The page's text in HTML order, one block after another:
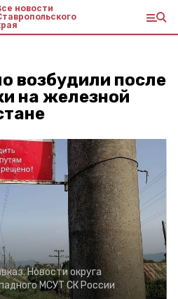
новости
возбудили после
на железной
Новости округа
МСУТ СК России